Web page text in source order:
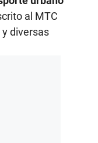
al MTC
diversas